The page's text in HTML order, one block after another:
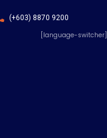
(+603) 8870 9200
[language-switcher]